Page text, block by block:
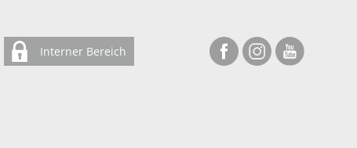
Interner Bereich